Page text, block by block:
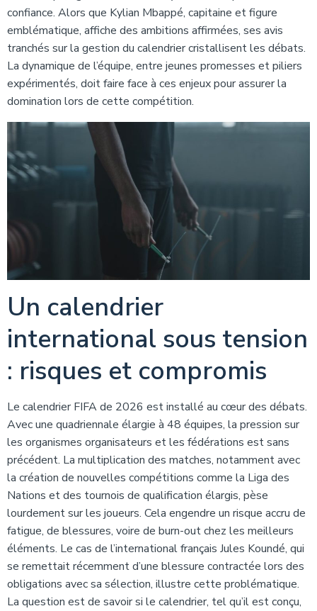
confiance. Alors que Kylian Mbappé, capitaine et figure
emblématique, affiche des ambitions affirmées, ses avis
tranchés sur la gestion du calendrier cristallisent les débats.
La dynamique de l’équipe, entre jeunes promesses et piliers
expérimentés, doit faire face à ces enjeux pour assurer la
domination lors de cette compétition.
Un calendrier
international sous tension
: risques et compromis
Le calendrier FIFA de 2026 est installé au cœur des débats.
Avec une quadriennale élargie à 48 équipes, la pression sur
les organismes organisateurs et les fédérations est sans
précédent. La multiplication des matches, notamment avec
la création de nouvelles compétitions comme la Liga des
Nations et des tournois de qualification élargis, pèse
lourdement sur les joueurs. Cela engendre un risque accru de
fatigue, de blessures, voire de burn-out chez les meilleurs
éléments. Le cas de l’international français Jules Koundé, qui
se remettait récemment d’une blessure contractée lors des
obligations avec sa sélection, illustre cette problématique.
La question est de savoir si le calendrier, tel qu’il est conçu,